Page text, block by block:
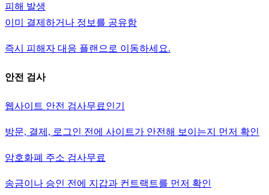
피해 발생
이미 결제하거나 정보를 공유함
즉시 피해자 대응 플랜으로 이동하세요.
안전 검사
웹사이트 안전 검사무료인기
방문, 결제, 로그인 전에 사이트가 안전해 보이는지 먼저 확인
암호화폐 주소 검사무료
송금이나 승인 전에 지갑과 컨트랙트를 먼저 확인